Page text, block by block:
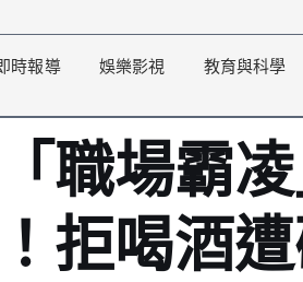
時報導 娛樂影視 教育與科學
職場霸
拒喝酒